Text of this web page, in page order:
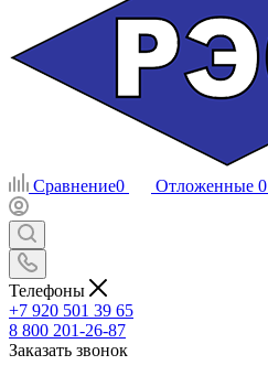
Сравнение0 Отложенные 0
Телефоны
+7 920 501 39 65
8 800 201-26-87
Заказать звонок